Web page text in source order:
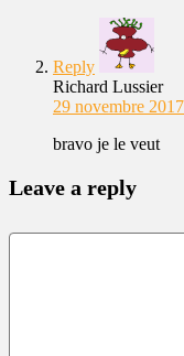
Reply
Richard Lussier
29 novembre
bravo je le veut
Leave a reply